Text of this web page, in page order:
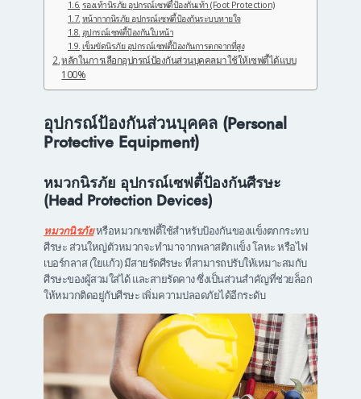
รองเท้านิรภัย อุปกรณ์เซฟตี้ป้องกันเท้า (Foot Protection)
หน้ากากนิรภัย อุปกรณ์เซฟตี้ป้องกันระบบหายใจ
อุปกรณ์เซฟตี้ป้องกันใบหน้า
เข็มขัดนิรภัย อุปกรณ์เซฟตี้ป้องกันการตกจากที่สูง
หลักในการเลือกอุปกรณ์ป้องกันส่วนบุคคลมาใช้ให้เซฟตี้ได้แบบ
100%
อุปกรณ์ป้องกันส่วนบุคคล (Personal
Protective Equipment)
หมวกนิรภัย อุปกรณ์เซฟตี้ป้องกันศีรษะ
(Head Protection Devices)
หมวกนิรภัยหรือหมวกเซฟตี้ใช้สำหรับป้องกันของแข็งตกกระทบ
ศีรษะ ส่วนใหญ่ตัวหมวกจะทำมาจากพลาสติกแข็ง โลหะ หรือไฟ
เบอร์กลาส (ใยแก้ว) มีสายรัดศีรษะ ที่สามารถปรับให้เหมาะสมกับ
ศีรษะของผู้สวมใส่ได้ และสายรัดคาง ซึ่งเป็นส่วนสำคัญที่ช่วยล็อก
ให้หมวกติดอยู่กับศีรษะ เพิ่มความปลอดภัยได้อีกระดับ